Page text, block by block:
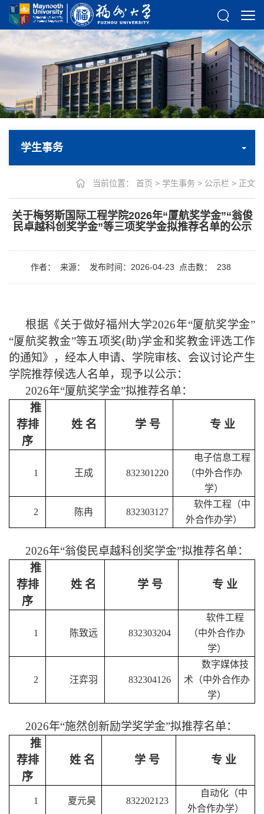
学生事务
当前位置： 首页 > 学生事务 > 公示栏 > 正文
关于梅努斯国际工程学院2026年“厦航奖学金”“翁俊
民卓越科创奖学金”等三项奖学金拟推荐名单的公示
作者： 来源： 发布时间：2026-04-23 点击数： 238
根据《关于做好福州大学2026年“厦航奖学金”
“厦航奖教金”等五项奖(助)学金和奖教金评选工作
的通知》，经本人申请、学院审核、会议讨论产生
学院推荐候选人名单，现予以公示：
2026年“厦航奖学金”拟推荐名单：
推
荐排
序
姓 名 学 号 专 业
1 王成 832301220
电子信息工程
（中外合作办
学）
2 陈冉 832303127
软件工程（中
外合作办学）
2026年“翁俊民卓越科创奖学金”拟推荐名单：
推
荐排
序
姓 名 学 号 专 业
1 陈致远 832303204
软件工程
（中外合作办
学）
2 汪弈羽 832304126
数字媒体技
术（中外合作办
学）
2026年“施然创新励学奖学金”拟推荐名单：
推
荐排
序
姓 名 学 号 专 业
1 夏元昊 832202123
自动化（中
外合作办学）